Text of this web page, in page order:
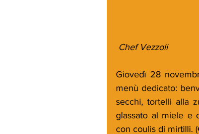
Chef Vezzoli
Giovedì 28
menù dedicato:
secchi, tortelli alla
glassato al miele e
con coulis di mirtilli.